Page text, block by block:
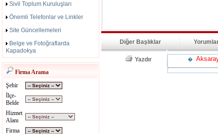
Sivil Toplum Kuruluşları
Önemli Telefonlar ve Linkler
Site Güncellemeleri
Belge ve Fotoğraflarda
Kapadokya
Firma Arama
Şehir
İlçe-
Belde
Hizmet
Alanı
Firma
Diğer Başlıklar
Yazdır �